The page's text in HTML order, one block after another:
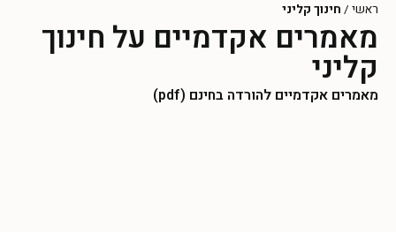
ראשי / חינוך קליני
מאמרים אקדמיים על חינוך
קליני
מאמרים אקדמיים להורדה בחינם (pdf)